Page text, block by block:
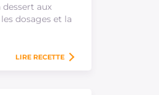
dessert aux
dosages et la
LIRE RECETTE